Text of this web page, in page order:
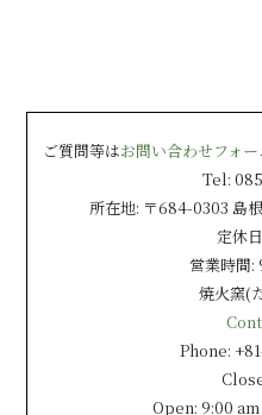
ご質問等はお問い合わせフォー
Tel:
所在地: 〒684-0303 島
定休
営業時間:
焼火窯(
Phone:
Open: 9:00